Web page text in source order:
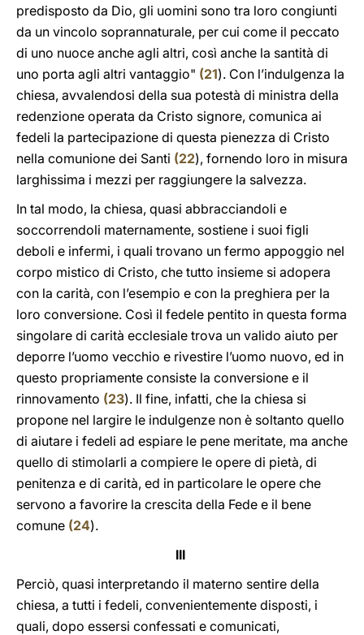
predisposto da Dio, gli uomini sono tra loro congiunti
da un vincolo soprannaturale, per cui come il peccato
di uno nuoce anche agli altri, così anche la santità di
uno porta agli altri vantaggio" (21). Con l’indulgenza la
chiesa, avvalendosi della sua potestà di ministra della
redenzione operata da Cristo signore, comunica ai
fedeli la partecipazione di questa pienezza di Cristo
nella comunione dei Santi (22), fornendo loro in misura
larghissima i mezzi per raggiungere la salvezza.
In tal modo, la chiesa, quasi abbracciandoli e
soccorrendoli maternamente, sostiene i suoi figli
deboli e infermi, i quali trovano un fermo appoggio nel
corpo mistico di Cristo, che tutto insieme si adopera
con la carità, con l’esempio e con la preghiera per la
loro conversione. Così il fedele pentito in questa forma
singolare di carità ecclesiale trova un valido aiuto per
deporre l’uomo vecchio e rivestire l’uomo nuovo, ed in
questo propriamente consiste la conversione e il
rinnovamento (23). Il fine, infatti, che la chiesa si
propone nel largire le indulgenze non è soltanto quello
di aiutare i fedeli ad espiare le pene meritate, ma anche
quello di stimolarli a compiere le opere di pietà, di
penitenza e di carità, ed in particolare le opere che
servono a favorire la crescita della Fede e il bene
comune (24).
III
Perciò, quasi interpretando il materno sentire della
chiesa, a tutti i fedeli, convenientemente disposti, i
quali, dopo essersi confessati e comunicati,